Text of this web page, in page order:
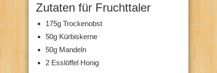
Zutaten für Fruchttaler
175g Trockenobst
50g Kürbiskerne
50g Mandeln
2 Esslöffel Honig